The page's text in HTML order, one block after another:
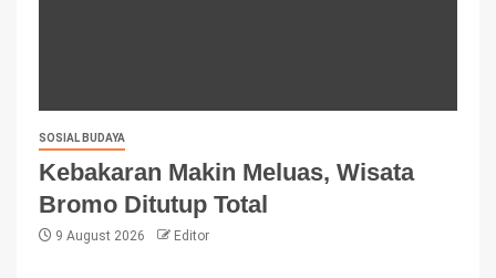
SOSIAL BUDAYA
Kebakaran Makin Meluas, Wisata
Bromo Ditutup Total
9 August 2026 Editor